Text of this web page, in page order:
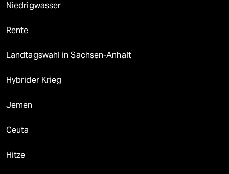
Niedrigwasser
Rente
Landtagswahl in Sachsen-Anhalt
Hybrider Krieg
Jemen
Ceuta
Hitze